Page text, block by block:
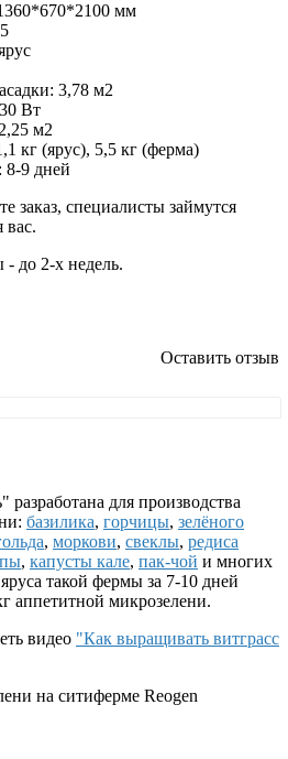
мм
3,78 м2
Вт
м2
кг (ярус), 5,5 кг (ферма)
9 дней
заказ, специалисты займутся
вас.
до 2-х недель.
Оставить отзыв
для производства
базилика, горчицы, зелёного
, моркови, свеклы, редиса
, капусты кале, пак-чой и многих
такой фермы за 7-10 дней
аппетитной микрозелени.
видео "Как выращивать витграсс